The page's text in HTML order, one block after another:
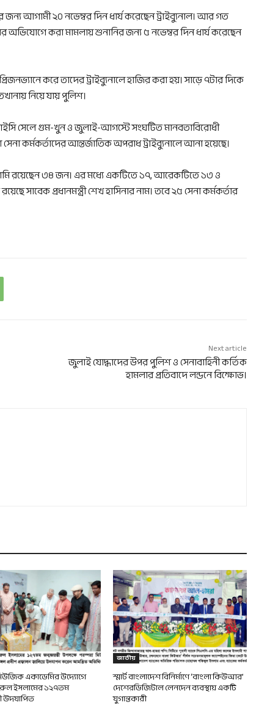
আগামী ২০ নভেম্বর দিন ধার্য করেছেন ট্রাইব্যুনাল। আর গত
করা মামলায় শুনানির জন্য ৫ নভেম্বর দিন ধার্য করেছেন
করে তাদের ট্রাইব্যুনালে হাজির করা হয়। সাড়ে ৭টার দিকে
নিয়ে যায় পুলিশ।
সেলে গুম-খুন ও জুলাই-আগস্টে সংঘটিত মানবতাবিরোধী
কর্মকর্তাদের আন্তর্জাতিক অপরাধ ট্রাইব্যুনালে আনা হয়েছে।
রয়েছেন ৩৪ জন। এর মধ্যে একটিতে ১৭, আরেকটিতে ১৩ ও
সাবেক প্রধানমন্ত্রী শেখ হাসিনার নাম। তবে ২৫ সেনা কর্মকর্তার
Next article
জুলাই যোদ্ধাদের উপর পুলিশ ও সেনাবাহিনী কর্তিক
হামলার প্রতিবাদে লন্ডনে বিক্ষোভ।
একাডেমির উদ্যোগে
ইসলামের ১২৭তম
উদযাপিত
জাতীয়
স্মার্ট বাংলাদেশ বিনির্মাণে ‘বাংলা কিউআর’
দেশেরডিজিটাল লেনদেন ব্যবস্থায় একটি
যুগান্তকারী